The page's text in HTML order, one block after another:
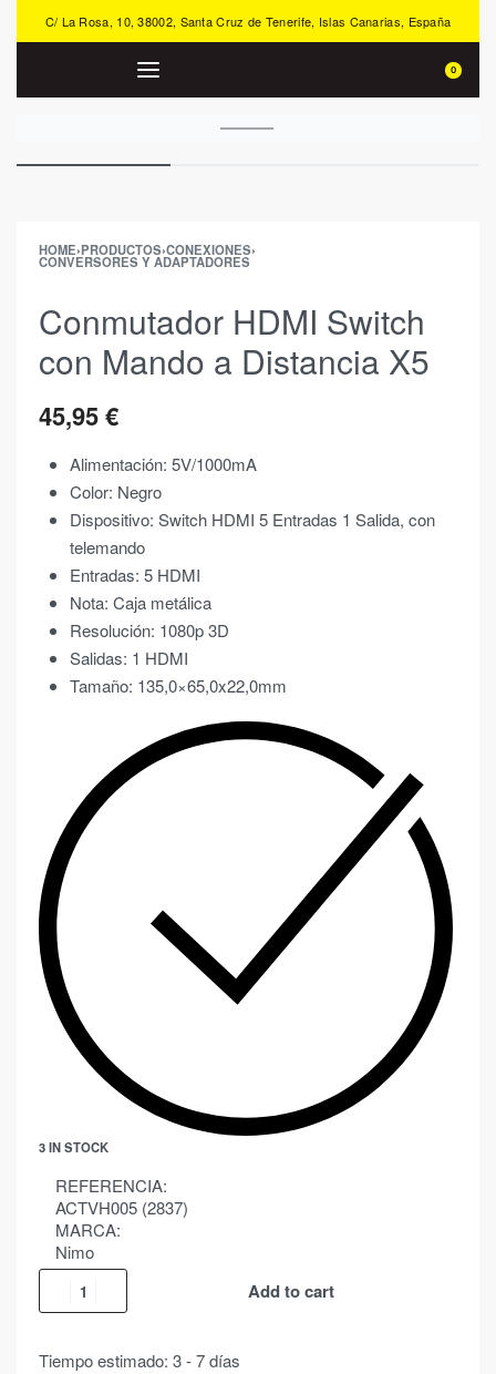
C/ La Rosa, 10, 38002, Santa Cruz de Tenerife, Islas Canarias, España
0
HOME›PRODUCTOS›CONEXIONES›
CONVERSORES Y ADAPTADORES
Conmutador HDMI Switch
con Mando a Distancia X5
45,95€
Alimentación: 5V/1000mA
Color: Negro
Dispositivo: Switch HDMI 5 Entradas 1 Salida, con
telemando
Entradas: 5 HDMI
Nota: Caja metálica
Resolución: 1080p 3D
Salidas: 1 HDMI
Tamaño: 135,0×65,0x22,0mm
3 IN STOCK
REFERENCIA:
ACTVH005 (2837)
MARCA:
Nimo
Add to cart
Tiempo estimado: 3 - 7 días